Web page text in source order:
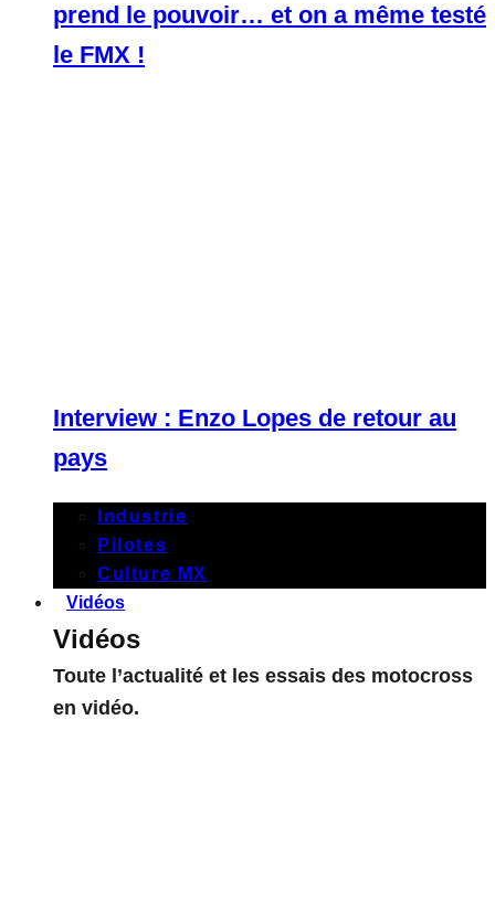
prend le pouvoir… et on a même testé
le FMX !
Interview : Enzo Lopes de retour au
pays
Industrie
Pilotes
Culture MX
Vidéos
Vidéos
Toute l’actualité et les essais des motocross
en vidéo.